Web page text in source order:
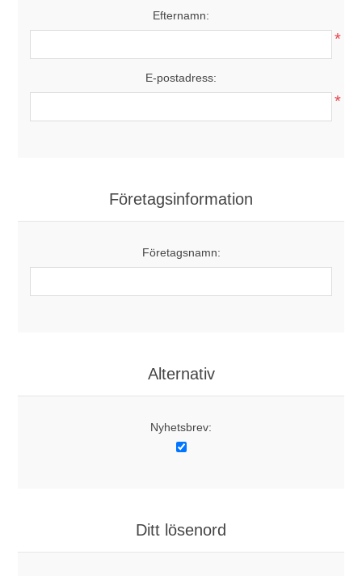
Efternamn:
*
E-postadress:
*
Företagsinformation
Företagsnamn:
Alternativ
Nyhetsbrev:
Ditt lösenord